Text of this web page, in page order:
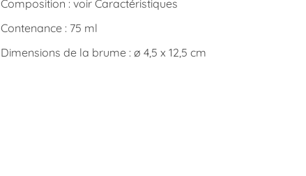
Composition : voir Caractéristiques
Contenance : 75 ml
Dimensions de la brume : ø 4,5 x 12,5 cm